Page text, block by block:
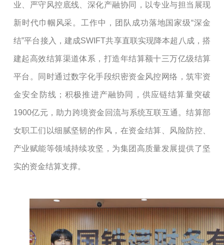
业、严守风控底线、深化产融协同，以专业与担当展现
新时代巾帼风采。工作中，团队成功落地国家级“深金
结”平台接入，建成SWIFT共享直联实现降本超八成，搭
建起高效结算渠道体系，打造年结算额十三万亿级结算
平台。同时通过数字化手段织密资金风控网络，筑牢资
金安全防线；积极推进产融协同，供应链结算量突破
1900亿元，助力跨境资金回流与系统互联互通。结算部
女职工们以细腻坚韧的作风，在资金结算、风险防控、
产业赋能等领域持续攻坚，为集团高质量发展提供了坚
实的资金结算支撑。